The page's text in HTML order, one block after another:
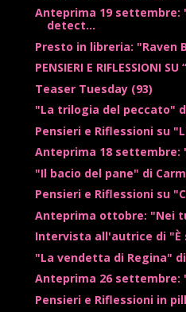
Anteprima 19 settembre:
detect...
Presto in libreria: "Raven
PENSIERI E RIFLESSIONI
Teaser Tuesday (93)
"La trilogia del peccato"
Pensieri e Riflessioni su
Anteprima 18 settembre:
"Il bacio del pane" di
Pensieri e Riflessioni su
Anteprima ottobre: "Nei
Intervista all'autrice di "È
"La vendetta di Regina"
Anteprima 26 settembre:
Pensieri e Riflessioni in